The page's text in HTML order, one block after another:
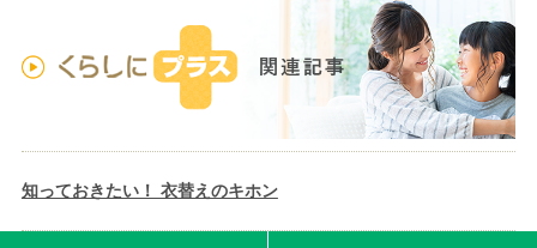
知っておきたい！ 衣替えのキホン